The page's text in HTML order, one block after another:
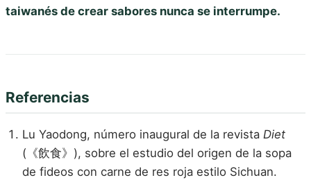
taiwanés de crear sabores nunca se interrumpe.
Referencias
Lu Yaodong, número inaugural de la revista Diet
(《飲食》), sobre el estudio del origen de la sopa
de fideos con carne de res roja estilo Sichuan.